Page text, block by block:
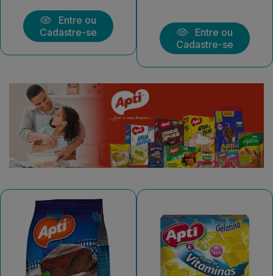
Entre ou
Cadastre-se
Entre ou
Cadastre-se